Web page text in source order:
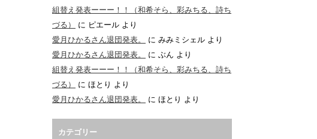
組替え発表ーーー！！（和希そら、彩みちる、詩ち
づる）
に ピエール より
愛月ひかるさん退団発表。
に みみミシェル より
愛月ひかるさん退団発表。
に ぶん より
組替え発表ーーー！！（和希そら、彩みちる、詩ち
づる）
に ほとり より
愛月ひかるさん退団発表。
に ほとり より
カテゴリー